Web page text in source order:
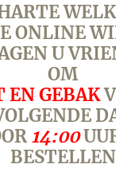
ONLINE
U
OM
EN GEBAK
14:00
BESTELLEN